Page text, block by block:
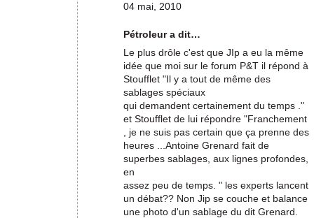
04 mai, 2010
Pétroleur a dit…
Le plus drôle c'est que JIp a eu la même
idée que moi sur le forum P&T il répond à
Stoufflet "Il y a tout de même des
sablages spéciaux
qui demandent certainement du temps ."
et Stoufflet de lui répondre "Franchement
, je ne suis pas certain que ça prenne des
heures ...Antoine Grenard fait de
superbes sablages, aux lignes profondes,
en
assez peu de temps. " les experts lancent
un débat?? Non Jip se couche et balance
une photo d'un sablage du dit Grenard.